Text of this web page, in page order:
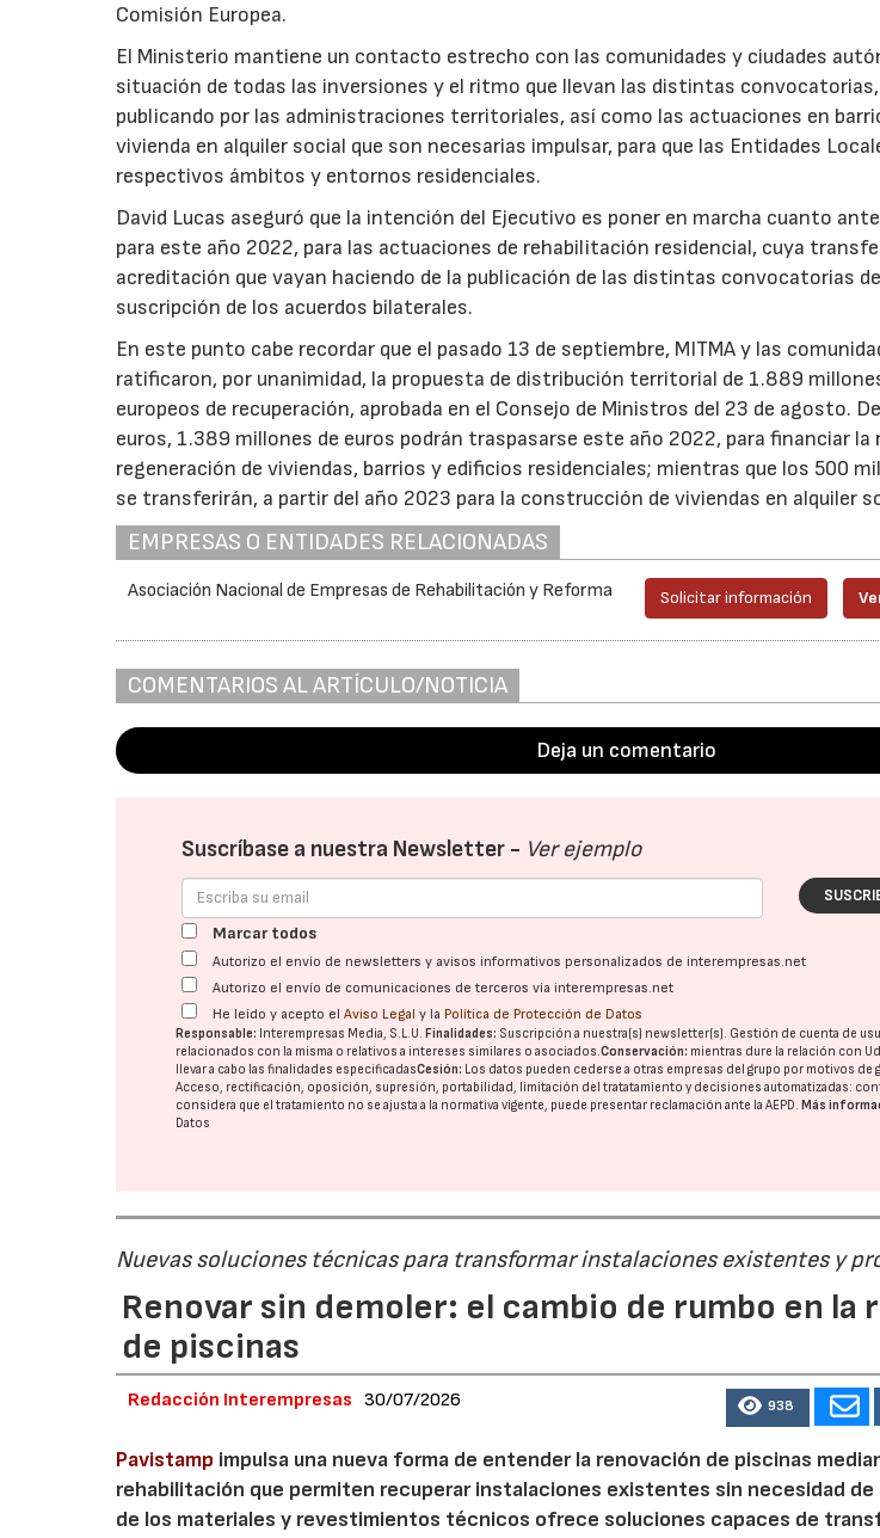
Comisión Europea.
El Ministerio mantiene un contacto estrecho con las comunidades y ciudades
situación de todas las inversiones y el ritmo que llevan las distintas convocatorias,
publicando por las administraciones territoriales, así como las actuaciones en
vivienda en alquiler social que son necesarias impulsar, para que las Entidades
respectivos ámbitos y entornos residenciales.
David Lucas aseguró que la intención del Ejecutivo es poner en marcha cuanto
para este año 2022, para las actuaciones de rehabilitación residencial, cuya
acreditación que vayan haciendo de la publicación de las distintas convocatorias
suscripción de los acuerdos bilaterales.
En este punto cabe recordar que el pasado 13 de septiembre, MITMA y las
ratificaron, por unanimidad, la propuesta de distribución territorial de 1.889
europeos de recuperación, aprobada en el Consejo de Ministros del 23 de agosto.
euros, 1.389 millones de euros podrán traspasarse este año 2022, para financiar
regeneración de viviendas, barrios y edificios residenciales; mientras que los 500
se transferirán, a partir del año 2023 para la construcción de viviendas en alquiler
EMPRESAS O ENTIDADES RELACIONADAS
Asociación Nacional de Empresas de Rehabilitación y Reforma Solicitar información
COMENTARIOS AL ARTÍCULO/NOTICIA
Deja un comentario
Suscríbase a nuestra Newsletter - Ver ejemplo
Marcar todos
Autorizo el envío de newsletters y avisos informativos personalizados de interempresas.net
Autorizo el envío de comunicaciones de terceros vía interempresas.net
He leído y acepto elAviso Legal y la Política de Protección de Datos
Responsable: Interempresas Media, S.L.U.Finalidades: Suscripción a nuestra(s) newsletter(s). Gestión de cuenta de
relacionados con la misma o relativos a intereses similares o asociados.Conservación: mientras dure la relación con
llevar a cabo las finalidades especificadasCesión: Los datos pueden cederse a otras empresas del grupo por motivos de
Acceso, rectificación, oposición, supresión, portabilidad, limitación del tratatamiento y decisiones automatizadas:
considera que el tratamiento no se ajusta a la normativa vigente, puede presentar reclamación ante laAEPD.Más
Datos
Nuevas soluciones técnicas para transformar instalaciones existentes y
Renovar sin demoler: el cambio de rumbo en
de piscinas
Redacción Interempresas 30/07/2026 938
Pavistamp impulsa una nueva forma de entender la renovación de piscinas
rehabilitación que permiten recuperar instalaciones existentes sin necesidad de
de los materiales y revestimientos técnicos ofrece soluciones capaces de